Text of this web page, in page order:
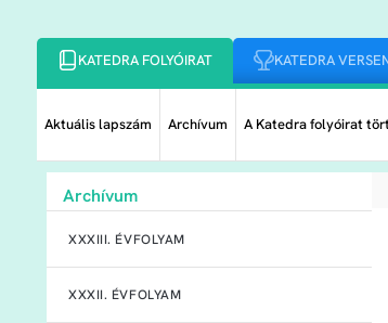
KATEDRA FOLYÓIRAT KATEDRA
Aktuális lapszám Archívum A Katedra folyóirat
Archívum
XXXIII. ÉVFOLYAM
XXXII. ÉVFOLYAM